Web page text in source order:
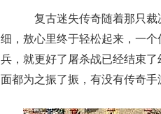
复古迷失传奇随着那只裁
细，敖心里终于轻松起来，一
兵，就更好了屠杀战已经结束
面都为之振了振，有没有传奇